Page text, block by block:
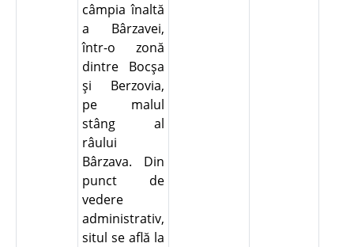
câmpia înaltă
a Bârzavei,
într-o zonă
dintre Bocşa
şi Berzovia,
pe malul
stâng al
râului
Bârzava. Din
punct de
vedere
administrativ,
situl se află la